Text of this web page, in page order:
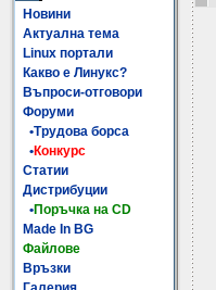
Новини
Актуална тема
Linux портали
Какво е Линукс?
Въпроси-отговори
Форуми
•Трудова борса
•Конкурс
Статии
Дистрибуции
•Поръчка на CD
Made In BG
Файлове
Връзки